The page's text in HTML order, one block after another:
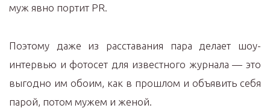
муж явно портит PR.
Поэтому даже из расставания пара делает шоу-
интервью и фотосет для известного журнала — это
выгодно им обоим, как в прошлом и объявить себя
парой, потом мужем и женой.